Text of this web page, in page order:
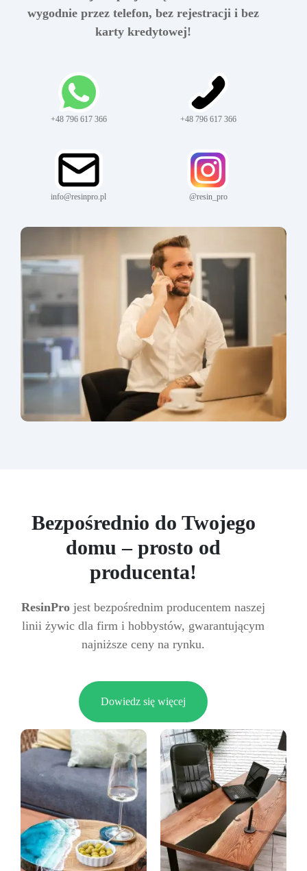
wygodnie przez telefon, bez rejestracji i bez
karty kredytowej!
+48 796 617 366 +48 796 617 366
info@resinpro.pl @resin_pro
Bezpośrednio do Twojego
domu – prosto od
producenta!
ResinPro jest bezpośrednim producentem naszej
linii żywic dla firm i hobbystów, gwarantującym
najniższe ceny na rynku.
Dowiedz się więcej